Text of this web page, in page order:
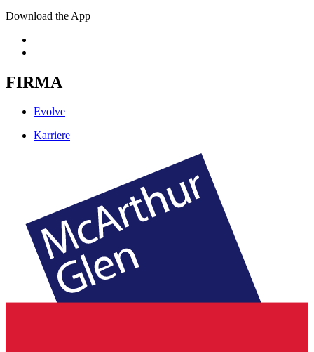
Download the App
FIRMA
Evolve
Karriere